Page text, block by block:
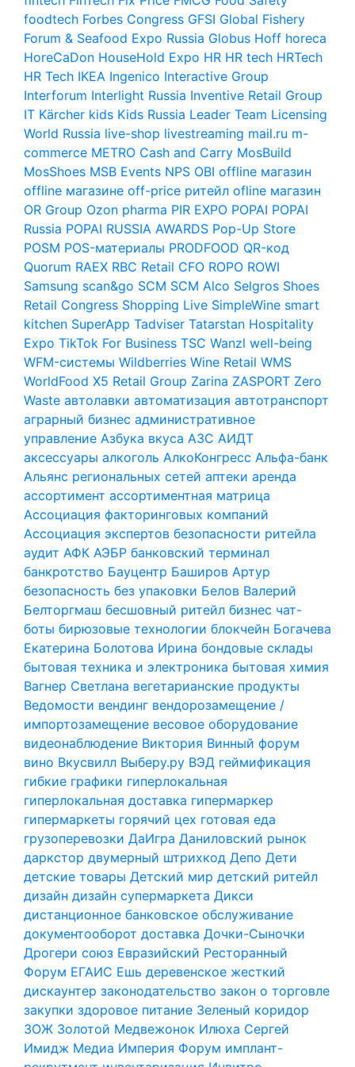
foodtech Forbes Congress GFSI Global Fishery
Forum & Seafood Expo Russia Globus Hoff horeca
HoreCaDon HouseHold Expo HR HR tech HRTech
HR Tech IKEA Ingenico Interactive Group
Interforum Interlight Russia Inventive Retail Group
IT Kärcher kids Kids Russia Leader Team Licensing
World Russia live-shop livestreaming mail.ru m-
commerce METRO Cash and Carry MosBuild
MosShoes MSB Events NPS OBI offline магазин
offline магазине off-price ритейл ofline магазин
OR Group Ozon pharma PIR EXPO POPAI POPAI
Russia POPAI RUSSIA AWARDS Pop-Up Store
POSM POS-материалы PRODFOOD QR-код
Quorum RAEX RBC Retail CFO ROPO ROWI
Samsung scan&go SCM SCM Alco Selgros Shoes
Retail Congress Shopping Live SimpleWine smart
kitchen SuperApp Tadviser Tatarstan Hospitality
Expo TikTok For Business TSC Wanzl well-being
WFM-системы Wildberries Wine Retail WMS
WorldFood X5 Retail Group Zarina ZASPORT Zero
Waste автолавки автоматизация автотранспорт
аграрный бизнес административное
управление Азбука вкуса АЗС АИДТ
аксессуары алкоголь АлкоКонгресс Альфа-банк
Альянс региональных сетей аптеки аренда
ассортимент ассортиментная матрица
Ассоциация факторинговых компаний
Ассоциация экспертов безопасности ритейла
аудит АФК АЭБР банковский терминал
банкротство Бауцентр Баширов Артур
безопасность без упаковки Белов Валерий
Белторгмаш бесшовный ритейл бизнес чат-
боты бирюзовые технологии блокчейн Богачева
Екатерина Болотова Ирина бондовые склады
бытовая техника и электроника бытовая химия
Вагнер Светлана вегетарианские продукты
Ведомости вендинг вендорозамещение /
импортозамещение весовое оборудование
видеонаблюдение Виктория Винный форум
вино Вкусвилл Выберу.ру ВЭД геймификация
гибкие графики гиперлокальная
гиперлокальная доставка гипермаркер
гипермаркеты горячий цех готовая еда
грузоперевозки ДаИгра Даниловский рынок
даркстор двумерный штрихкод Депо Дети
детские товары Детский мир детский ритейл
дизайн дизайн супермаркета Дикси
дистанционное банковское обслуживание
документооборот доставка Дочки-Сыночки
Дрогери союз Евразийский Ресторанный
Форум ЕГАИС Ешь деревенское жесткий
дискаунтер законодательство закон о торговле
закупки здоровое питание Зеленый коридор
ЗОЖ Золотой Медвежонок Илюха Сергей
Имидж Медиа Империя Форум имплант-